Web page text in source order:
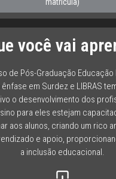
você vai
de Pós-Graduação Educação
em Surdez e LIBRAS
o desenvolvimento dos
para eles estejam
aos alunos, criando um rico
e apoio,
a inclusão educacional.